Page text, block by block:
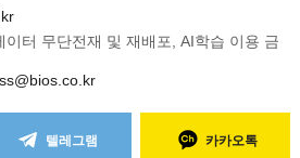
터 무단전재 및 재배포, AI학습 이용 금
텔레그램 카카오톡